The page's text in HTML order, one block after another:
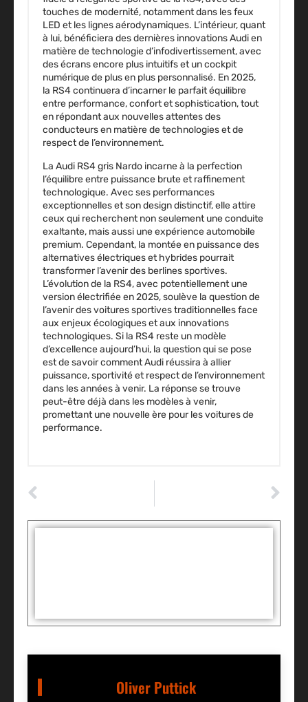
touches de modernité, notamment dans lesfeux
LED et les lignes aérodynamiques. L’intérieur, quant
à lui, bénéficiera des dernières innovations Audi en
matière detechnologie d’infodivertissement, avec
des écrans encore plus intuitifs et un cockpit
numérique de plus en plus personnalisé. En 2025,
la RS4continuera d’incarner le parfait équilibre
entre performance, confort et sophistication, tout
en répondant aux nouvelles attentes des
conducteurs en matière de technologies et de
respect de l’environnement.
La Audi RS4 gris Nardo incarne à la perfection
l’équilibre entre puissance brute et raffinement
technologique. Avec ses performances
exceptionnelles et son design distinctif, elle attire
ceux qui recherchent non seulement une conduite
exaltante, mais aussi une expérience automobile
premium. Cependant, la montée en puissance des
alternatives électriques et hybrides pourrait
transformer l’avenir des berlines sportives.
L’évolution de la RS4, avec potentiellement une
version électrifiée en 2025, soulève la question de
l’avenir des voitures sportives traditionnelles face
aux enjeux écologiques et aux innovations
technologiques. Si la RS4 reste un modèle
d’excellence aujourd’hui, la question qui se pose
est de savoir comment Audi réussira à allier
puissance, sportivité et respect de l’environnement
dans les années à venir. La réponse se trouve
peut-être déjà dans les modèles à venir,
promettant une nouvelle ère pour les voitures de
performance.
Oliver Puttick